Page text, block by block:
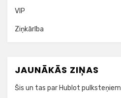
VIP
Ziņkārība
JAUNĀKĀS ZIŅAS
Šis un tas par Hublot pulksteņiem